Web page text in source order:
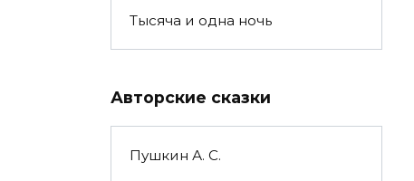
Тысяча и одна ночь
Авторские сказки
Пушкин А. С.